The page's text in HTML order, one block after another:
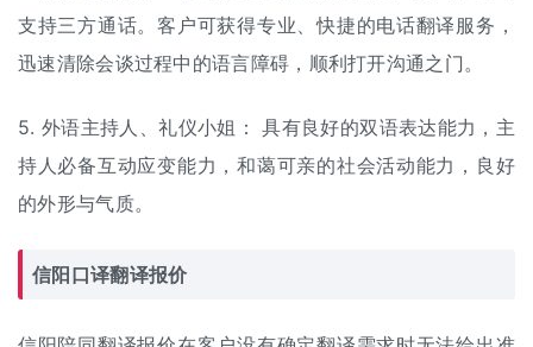
支持三方通话。客户可获得专业、快捷的电话翻译服务，
迅速清除会谈过程中的语言障碍，顺利打开沟通之门。
5. 外语主持人、礼仪小姐： 具有良好的双语表达能力，主
持人必备互动应变能力，和蔼可亲的社会活动能力，良好
的外形与气质。
信阳口译翻译报价